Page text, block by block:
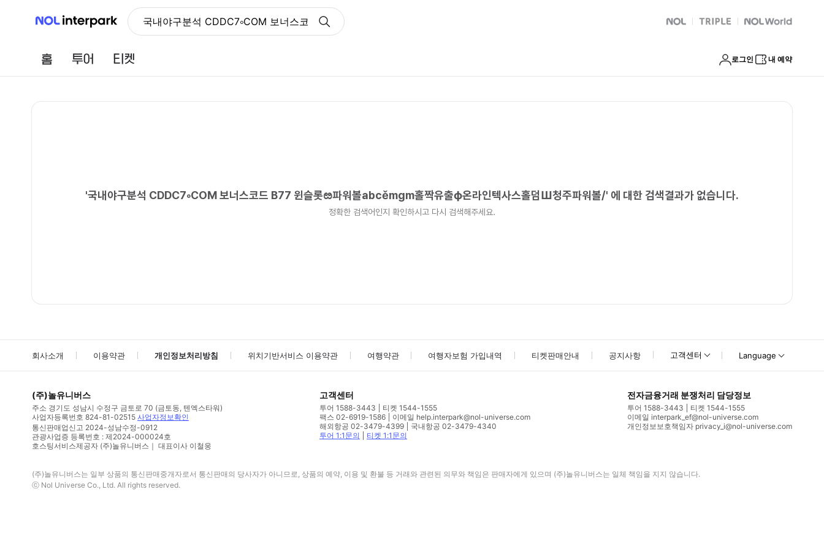
NOL 인터파크 국내야구분석 CDDC7༚COM 보너스코드 B77 윈슬롯ೞ파워볼abcěmgm홀짝유출ф온라인텍사스홀덤Ш청주파워볼/ NOL 트리플 Global Interpark
홈 투어 로그인 내 예약
'국내야구분석 CDDC7༚COM 보너스코드 B77 윈슬롯ೞ파워볼abcěmgm홀짝유출ф온라인텍사스홀덤Ш청주파워볼/' 에 대한 검색결과가 없습니다.
정확한 검색어인지 확인하시고 다시 검색해주세요.
회사소개 이용약관 개인정보처리방침 위치기반서비스 이용약관 여행약관 여행자보험 가입내역 티켓판매안내 공지사항 고객센터 Language
(주)놀유니버스
주소 경기도 성남시 수정구 금토로 70 (금토동, 텐엑스타워)
사업자등록번호 824-81-02515 사업자정보확인
통신판매업신고 2024-성남수정-0912
관광사업증 등록번호 : 제2024-000024호
호스팅서비스제공자 (주)놀유니버스｜ 대표이사 이철웅
고객센터
투어 1588-3443
티켓 1544-1555
팩스 02-6919-1586
이메일 help.interpark@nol-universe.com
해외항공 02-3479-4399
국내항공 02-3479-4340
투어 1:1문의
티켓 1:1문의
전자금융거래 분쟁처리 담당정보
투어 1588-3443
티켓 1544-1555
이메일 interpark_ef@nol-universe.com
개인정보보호책임자 privacy_i@nol-universe.com
(주)놀유니버스는 일부 상품의 통신판매중개자로서 통신판매의 당사자가 아니므로, 상품의 예약, 이용 및 환불 등 거래와 관련된 의무와 책임은 판매자에게 있으며 (주)놀유니버스는 일체 책임을 지지 않습니다.
ⓒ Nol Universe Co., Ltd. All rights reserved.